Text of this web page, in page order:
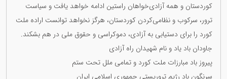
کوردستان و همه آزادی‌خواهان راستین ادامه خواهد یافت و سیاست
ترور، سرکوب و نظامی‌کردن کوردستان، هرگز نخواهد توانست اراده ملت
کورد را برای دستیابی به آزادی، دموکراسی و حقوق ملی در هم بشکند.
جاودان باد یاد و نام شهیدان راه آزادی
پیروز باد مبارزات ملت کورد و تمامی ملل تحت ستم
سرنگون باد رژیم تروریستی جمهوری اسلامی ایران